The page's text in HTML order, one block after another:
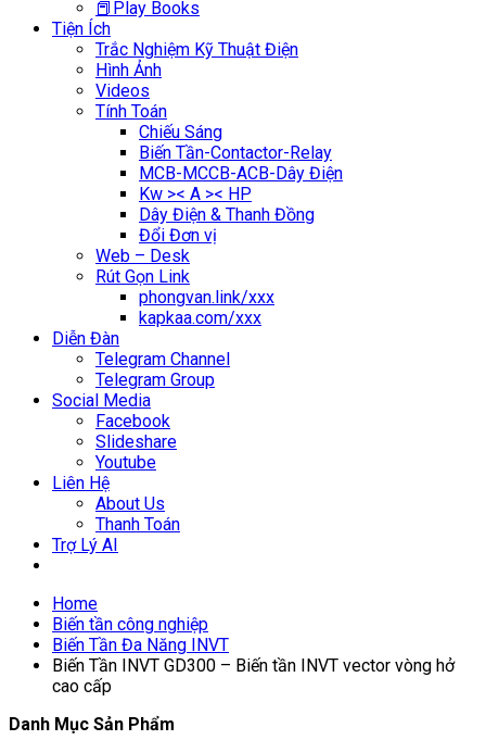
📕Play Books
Tiện Ích
Trắc Nghiệm Kỹ Thuật Điện
Hình Ảnh
Videos
Tính Toán
Chiếu Sáng
Biến Tần-Contactor-Relay
MCB-MCCB-ACB-Dây Điện
Kw >< A >< HP
Dây Điện & Thanh Đồng
Đổi Đơn vị
Web – Desk
Rút Gọn Link
phongvan.link/xxx
kapkaa.com/xxx
Diễn Đàn
Telegram Channel
Telegram Group
Social Media
Facebook
Slideshare
Youtube
Liên Hệ
About Us
Thanh Toán
Trợ Lý AI
Home
Biến tần công nghiệp
Biến Tần Đa Năng INVT
Biến Tần INVT GD300 – Biến tần INVT vector vòng hở
cao cấp
Danh Mục Sản Phẩm